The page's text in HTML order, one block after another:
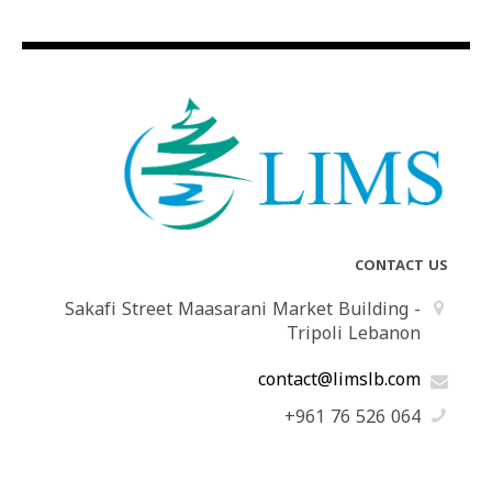
CONTACT US
Sakafi Street Maasarani Market Building -
Tripoli Lebanon
contact@limslb.com
+961 76 526 064